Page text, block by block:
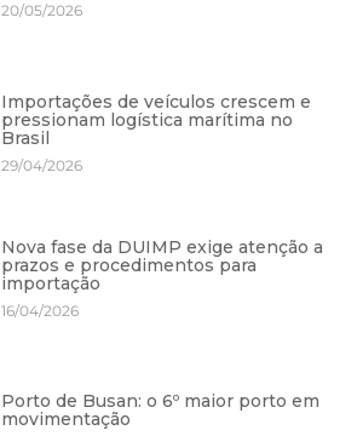
20/05/2026
Importações de veículos crescem e
pressionam logística marítima no
Brasil
29/04/2026
Nova fase da DUIMP exige atenção a
prazos e procedimentos para
importação
16/04/2026
Porto de Busan: o 6º maior porto em
movimentação